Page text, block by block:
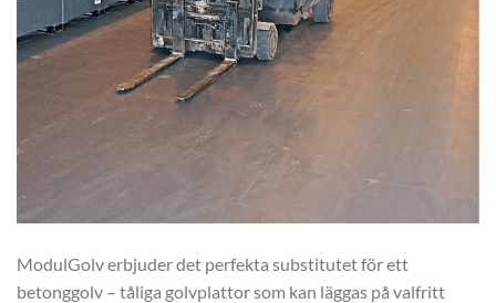
ModulGolv erbjuder det perfekta substitutet för ett
betonggolv – tåliga golvplattor som kan läggas på valfritt